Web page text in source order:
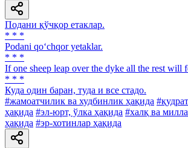
Подани қўчқор етаклар.
* * *
Podani qo‘chqor yetaklar.
* * *
If one sheep leap over the dyke all the rest will
* * *
Куда один баран, туда и все стадо.
#жамоатчилик ва худбинлик ҳақида
ҳақида #эл-юрт, ўлка ҳақида #халқ ва
ҳақида #эр-хотинлар ҳақида